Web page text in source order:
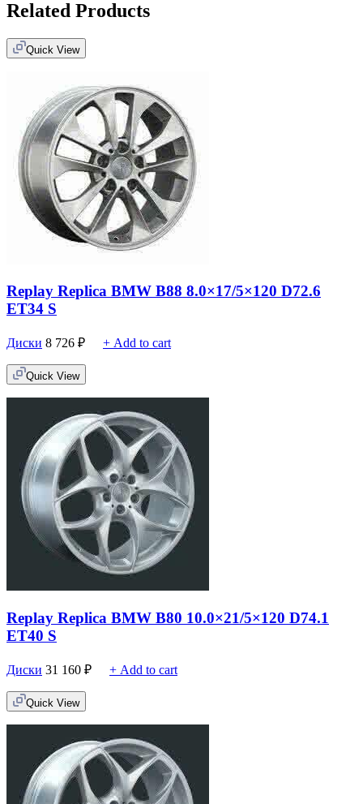
Related Products
Quick View
Replay Replica BMW B88 8.0×17/5×120 D72.6
ET34 S
Диски 8 726 ₽ + Add to cart
Quick View
Replay Replica BMW B80 10.0×21/5×120 D74.1
ET40 S
Диски 31 160 ₽ + Add to cart
Quick View